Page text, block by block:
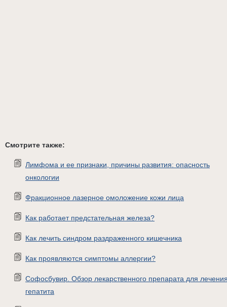
Смотрите также:
Лимфома и ее признаки, причины развития: опасность
онкологии
Фракционное лазерное омоложение кожи лица
Как работает предстательная железа?
Как лечить синдром раздраженного кишечника
Как проявляются симптомы аллергии?
Софосбувир. Обзор лекарственного препарата для
гепатита